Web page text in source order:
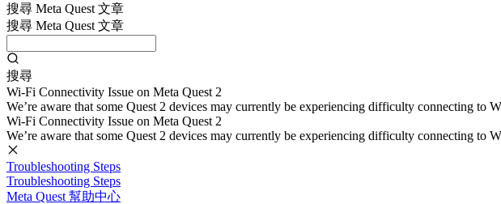
搜尋 Meta Quest 文章
搜尋 Meta Quest 文章
搜尋
Wi-Fi Connectivity Issue on Meta Quest 2
We’re aware that some Quest 2 devices may currently be experiencing difficulty connecting to
Wi-Fi Connectivity Issue on Meta Quest 2
We’re aware that some Quest 2 devices may currently be experiencing difficulty connecting to
Troubleshooting Steps
Troubleshooting Steps
Meta Quest 幫助中心